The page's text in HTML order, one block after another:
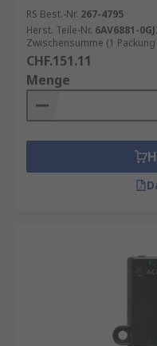
RS Best.-Nr. 267-4795
Herst. Teile-Nr. 6AV6881-
Zwischensumme (1
CHF.151.11
Menge